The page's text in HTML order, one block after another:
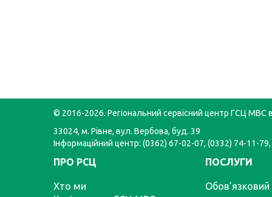
© 2016-2026. Регіональний сервісний центр ГСЦ МВС
33024, м. Рівне, вул. Вербова, буд. 39
Інформаційний центр: (0362) 67-02-07, (0332) 74-11-
ПРО РСЦ
Хто ми
ПОСЛУГИ
Обов’язковий